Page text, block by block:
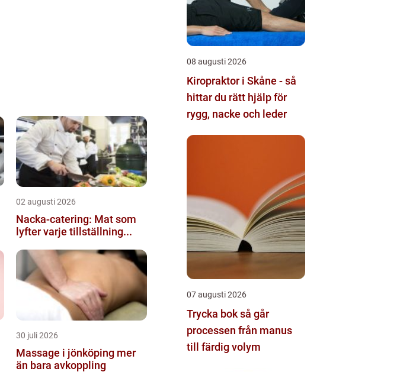
02 augusti 2026
Nacka-catering: Mat som
lyfter varje tillställning...
30 juli 2026
Massage i jönköping mer
än bara avkoppling
08 augusti 2026
Kiropraktor i Skåne - så
hittar du rätt hjälp för
rygg, nacke och leder
07 augusti 2026
Trycka bok så går
processen från manus
till färdig volym